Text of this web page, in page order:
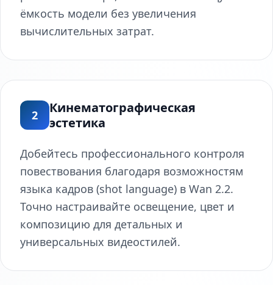
ёмкость модели без увеличения
вычислительных затрат.
2
Кинематографическая
эстетика
Добейтесь профессионального контроля
повествования благодаря возможностям
языка кадров (shot language) в Wan 2.2.
Точно настраивайте освещение, цвет и
композицию для детальных и
универсальных видеостилей.